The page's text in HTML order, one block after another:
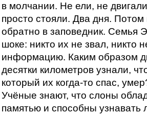
в молчании. Не ели, не
просто стояли. Два дня.
обратно в заповедник. Семья
шоке: никто их не звал, никто
информацию. Каким образом
десятки километров узнали,
который их когда-то спас,
Учёные знают, что слоны
памятью и способны узнавать